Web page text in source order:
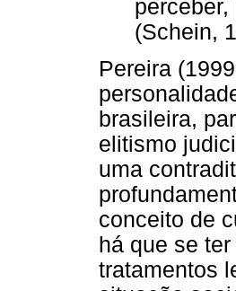
(Schein,
Pereira
brasileira,
elitismo
uma
conceito de
há que se
tratamentos